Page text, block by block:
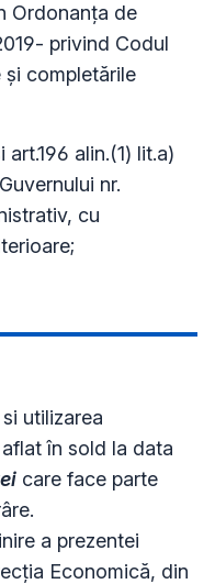
Ordonanța de
privind Codul
completările
alin.(1) lit.a)
nr.
cu
utilizarea
în sold la data
care face parte
a prezentei
Economică, din